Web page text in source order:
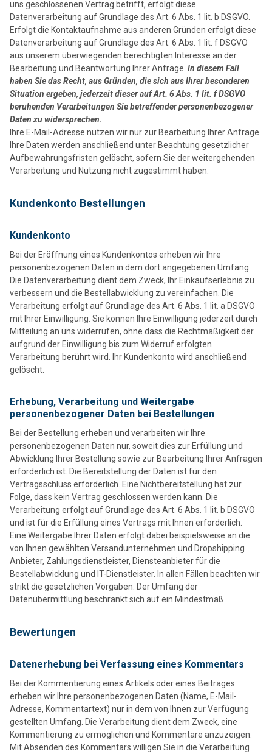
uns geschlossenen Vertrag betrifft, erfolgt diese
Datenverarbeitung auf Grundlage des Art. 6 Abs. 1 lit. b DSGVO.
Erfolgt die Kontaktaufnahme aus anderen Gründen erfolgt diese
Datenverarbeitung auf Grundlage des Art. 6 Abs. 1 lit. f DSGVO
aus unserem überwiegenden berechtigten Interesse an der
Bearbeitung und Beantwortung Ihrer Anfrage. In diesem Fall
haben Sie das Recht, aus Gründen, die sich aus Ihrer besonderen
Situation ergeben, jederzeit dieser auf Art. 6 Abs. 1 lit. f DSGVO
beruhenden Verarbeitungen Sie betreffender personenbezogener
Daten zu widersprechen.
Ihre E-Mail-Adresse nutzen wir nur zur Bearbeitung Ihrer Anfrage.
Ihre Daten werden anschließend unter Beachtung gesetzlicher
Aufbewahrungsfristen gelöscht, sofern Sie der weitergehenden
Verarbeitung und Nutzung nicht zugestimmt haben.
Kundenkonto Bestellungen
Kundenkonto
Bei der Eröffnung eines Kundenkontos erheben wir Ihre
personenbezogenen Daten in dem dort angegebenen Umfang.
Die Datenverarbeitung dient dem Zweck, Ihr Einkaufserlebnis zu
verbessern und die Bestellabwicklung zu vereinfachen. Die
Verarbeitung erfolgt auf Grundlage des Art. 6 Abs. 1 lit. a DSGVO
mit Ihrer Einwilligung. Sie können Ihre Einwilligung jederzeit durch
Mitteilung an uns widerrufen, ohne dass die Rechtmäßigkeit der
aufgrund der Einwilligung bis zum Widerruf erfolgten
Verarbeitung berührt wird. Ihr Kundenkonto wird anschließend
gelöscht.
Erhebung, Verarbeitung und Weitergabe
personenbezogener Daten bei Bestellungen
Bei der Bestellung erheben und verarbeiten wir Ihre
personenbezogenen Daten nur, soweit dies zur Erfüllung und
Abwicklung Ihrer Bestellung sowie zur Bearbeitung Ihrer Anfragen
erforderlich ist. Die Bereitstellung der Daten ist für den
Vertragsschluss erforderlich. Eine Nichtbereitstellung hat zur
Folge, dass kein Vertrag geschlossen werden kann. Die
Verarbeitung erfolgt auf Grundlage des Art. 6 Abs. 1 lit. b DSGVO
und ist für die Erfüllung eines Vertrags mit Ihnen erforderlich.
Eine Weitergabe Ihrer Daten erfolgt dabei beispielsweise an die
von Ihnen gewählten Versandunternehmen und Dropshipping
Anbieter, Zahlungsdienstleister, Diensteanbieter für die
Bestellabwicklung und IT-Dienstleister. In allen Fällen beachten wir
strikt die gesetzlichen Vorgaben. Der Umfang der
Datenübermittlung beschränkt sich auf ein Mindestmaß.
Bewertungen
Datenerhebung bei Verfassung eines Kommentars
Bei der Kommentierung eines Artikels oder eines Beitrages
erheben wir Ihre personenbezogenen Daten (Name, E-Mail-
Adresse, Kommentartext) nur in dem von Ihnen zur Verfügung
gestellten Umfang. Die Verarbeitung dient dem Zweck, eine
Kommentierung zu ermöglichen und Kommentare anzuzeigen.
Mit Absenden des Kommentars willigen Sie in die Verarbeitung